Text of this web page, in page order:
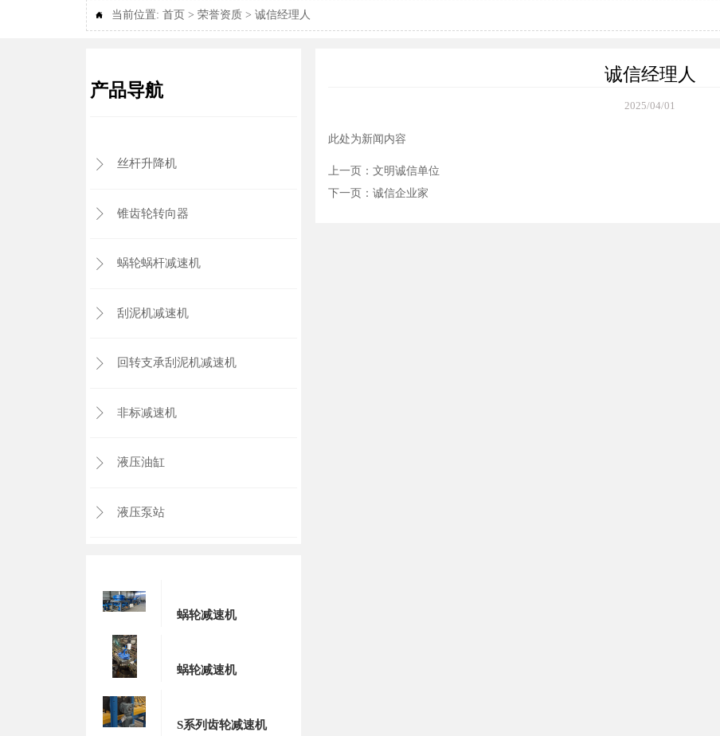
 当前位置: 首页> 荣誉资质> 诚信经理人
产品导航
 丝杆升降机
 锥齿轮转向器
 蜗轮蜗杆减速机
 刮泥机减速机
 回转支承刮泥机减速机
 非标减速机
 液压油缸
 液压泵站
蜗轮减速机
蜗轮减速机
S系列齿轮减速机
诚信经理人
2025/04/01
此处为新闻内容
上一页：文明诚信单位
下一页：诚信企业家